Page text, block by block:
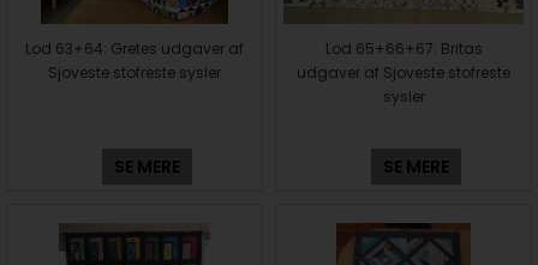
Lod 63+64: Gretes udgaver af
Sjoveste stofreste sysler
SE MERE
Lod 65+66+67: Britas
udgaver af Sjoveste stofreste
sysler
SE MERE